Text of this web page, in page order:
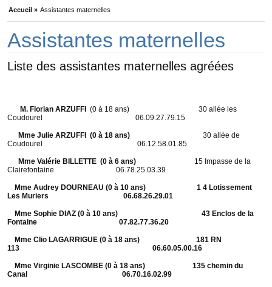
Accueil » Assistantes maternelles
Assistantes maternelles
Liste des assistantes maternelles agréées
M. Florian ARZUFFI
(0 à 18 ans) 30 allée les
Coudourel 06.09.27.79.15
Mme Julie ARZUFFI (0 à 18 ans) 30 allée de
Coudourel 06.12.58.01.85
Mme Valérie BILLETTE (0 à 6 ans) 15 Impasse de la
Clairefontaine 06.78.25.03.39
Mme Audrey DOURNEAU (0 à 10 ans) 1 4 Lotissement
Les Muriers 06.68.26.29.01
Mme Sophie DIAZ (0 à 10 ans) 43 Enclos de la
Fontaine 07.82.77.36.20
Mme Clio LAGARRIGUE (0 à 18 ans) 181 RN
113 06.60.05.00.16
Mme Virginie LASCOMBE (0 à 18 ans) 135 chemin du
Canal 06.70.16.02.99